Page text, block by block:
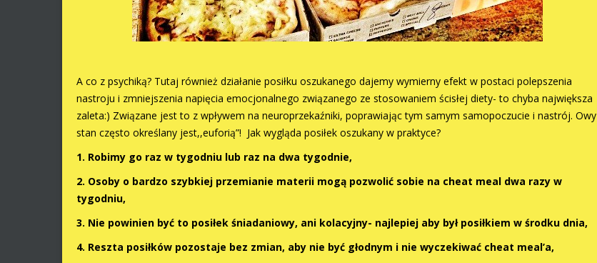
A co z psychiką? Tutaj również działanie posiłku oszukanego dajemy wymierny efekt w postaci polepszenia
nastroju i zmniejszenia napięcia emocjonalnego związanego ze stosowaniem ścisłej diety- to chyba największa
zaleta:) Związane jest to z wpływem na neuroprzekaźniki, poprawiając tym samym samopoczucie i nastrój. Owy
stan często określany jest,,euforią”! Jak wygląda posiłek oszukany w praktyce?
1. Robimy go raz w tygodniu lub raz na dwa tygodnie,
2. Osoby o bardzo szybkiej przemianie materii mogą pozwolić sobie na cheat meal dwa razy w
tygodniu,
3. Nie powinien być to posiłek śniadaniowy, ani kolacyjny- najlepiej aby był posiłkiem w środku dnia,
4. Reszta posiłków pozostaje bez zmian, aby nie być głodnym i nie wyczekiwać cheat meal’a,